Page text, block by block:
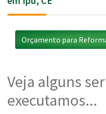
Orçamento para
Veja alguns
executamos...